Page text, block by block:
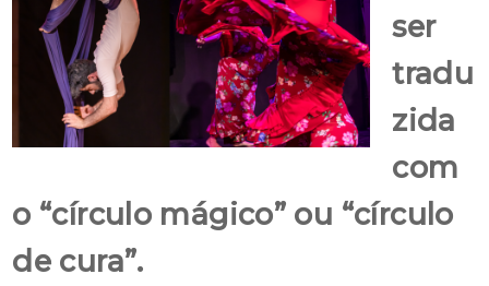
ser
tradu
zida
com
o “círculo mágico” ou “círculo
de cura”.